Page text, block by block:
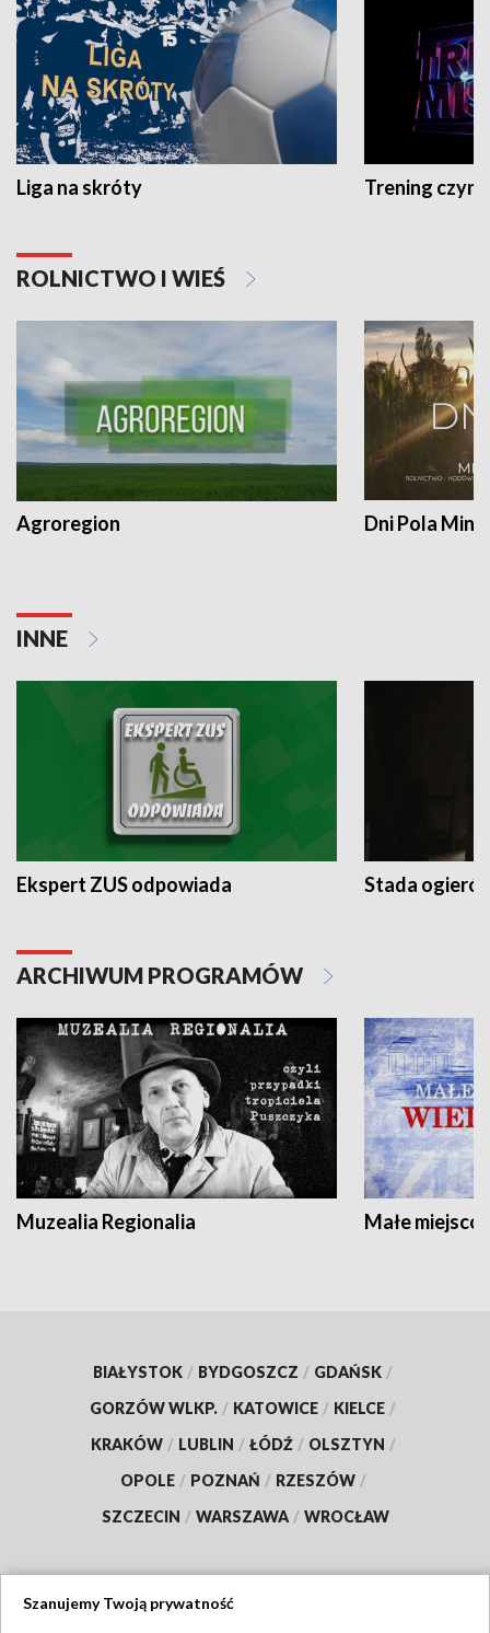
Liga na skróty Trening czyni
ROLNICTWO I WIEŚ
Agroregion Dni Pola
INNE
Ekspert ZUS odpowiada Stada
ARCHIWUM PROGRAMÓW
Muzealia Regionalia Małe
BIAŁYSTOK / BYDGOSZCZ / GDAŃSK /
GORZÓW WLKP. / KATOWICE / KIELCE /
KRAKÓW / LUBLIN / ŁÓDŹ / OLSZTYN /
OPOLE / POZNAŃ / RZESZÓW /
SZCZECIN / WARSZAWA / WROCŁAW
Szanujemy Twoją prywatność